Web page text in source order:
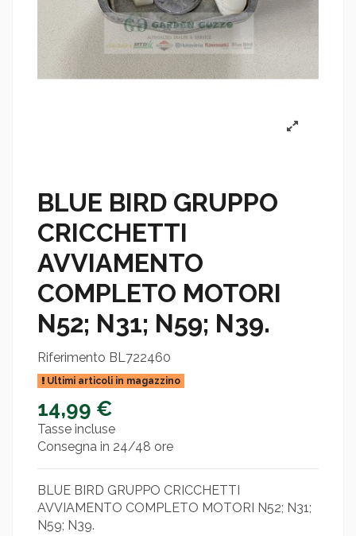
BLUE BIRD GRUPPO
CRICCHETTI
AVVIAMENTO
COMPLETO MOTORI
N52; N31; N59; N39.
Riferimento BL722460
Ultimi articoli in magazzino
14,99 €
Tasse incluse
Consegna in 24/48 ore
BLUE BIRD GRUPPO CRICCHETTI
AVVIAMENTO COMPLETO MOTORI N52; N31;
N59; N39.